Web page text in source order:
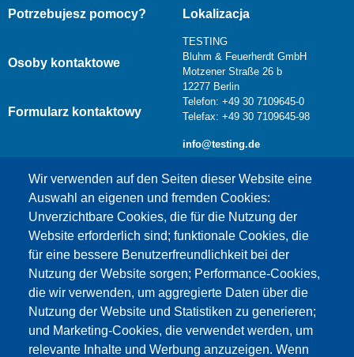
Wir verwenden auf den Seiten dieser Website eine
Auswahl an eigenen und fremden Cookies:
Unverzichtbare Cookies, die für die Nutzung der
Website erforderlich sind; funktionale Cookies, die
für eine bessere Benutzerfreundlichkeit bei der
Nutzung der Website sorgen; Performance-Cookies,
die wir verwenden, um aggregierte Daten über die
Nutzung der Website und Statistiken zu generieren;
und Marketing-Cookies, die verwendet werden, um
relevante Inhalte und Werbung anzuzeigen. Wenn
Potrzebujesz pomocy?
Osoby kontaktowe
Formularz kontaktowy
Lokalizacja
TESTING
Bluhm & Feuerherdt GmbH
Motzener Straße 26 b
12277 Berlin
Telefon: +49 30 7109645-0
Telefax: +49 30 7109645-98
info@testing.de
Dieser Inhalt ist blockiert, da die Google Maps
Cookies nicht akzeptiert wurden.